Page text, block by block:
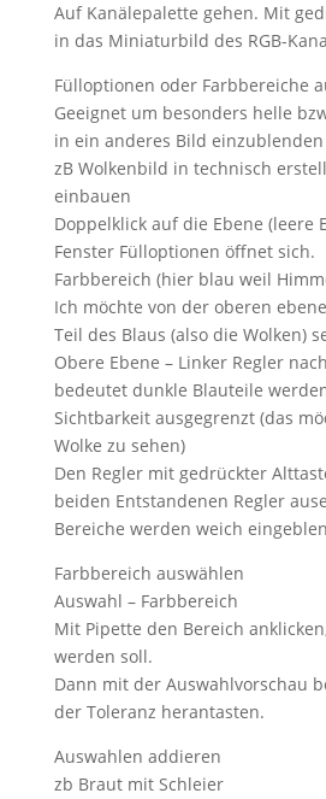
Auf Kanälepalette gehen. Mit
in das Miniaturbild des RGB-
Fülloptionen oder Farbbereiche
Geeignet um besonders helle
in ein anderes Bild einzublenden
zB Wolkenbild in technisch
einbauen
Doppelklick auf die Ebene (leere
Fenster Fülloptionen öffnet sich.
Farbbereich (hier blau weil
Ich möchte von der oberen
Teil des Blaus (also die Wolken)
Obere Ebene – Linker Regler
bedeutet dunkle Blauteile
Sichtbarkeit ausgegrenzt (das
Wolke zu sehen)
Den Regler mit gedrückter
beiden Entstandenen Regler
Bereiche werden weich
Farbbereich auswählen
Auswahl – Farbbereich
Mit Pipette den Bereich
werden soll.
Dann mit der Auswahlvorschau
der Toleranz herantasten.
Auswahlen addieren
zb Braut mit Schleier